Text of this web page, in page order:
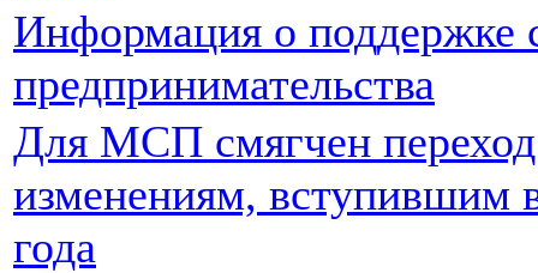
Информация о поддержке
предпринимательства
Для МСП смягчен
изменениям, вступившим
года